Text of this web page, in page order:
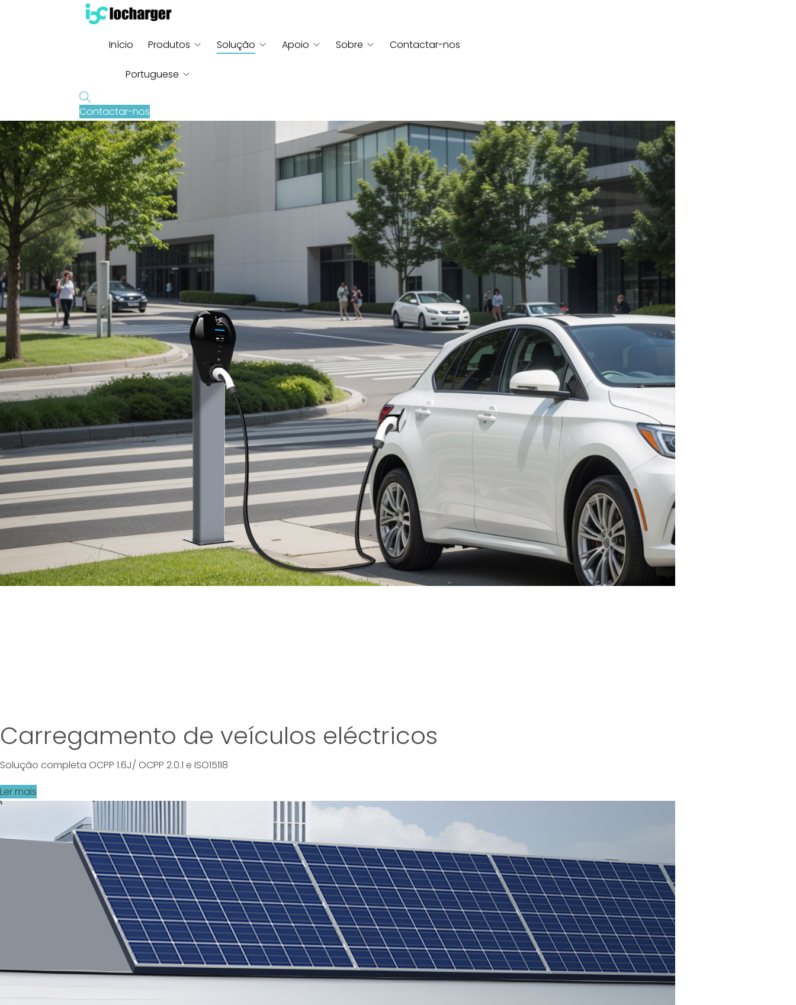
Início Produtos Solução Apoio Sobre Contactar-nos
Portuguese
English
French
German
Russian
Italian
Spanish
Dutch
Polish
Swedish
Contactar-nos
Carregamento de veículos eléctricos
Solução completa OCPP 1.6J/ OCPP 2.0.1 e ISO15118
Ler mais